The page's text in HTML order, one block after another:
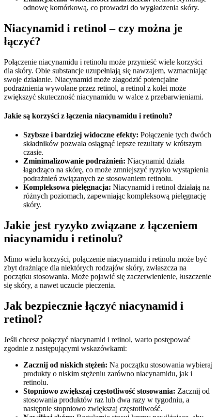
odnowę komórkową, co prowadzi do wygładzenia skóry.
Niacynamid i retinol – czy można je
łączyć?
Połączenie niacynamidu i retinolu może przynieść wiele korzyści
dla skóry. Obie substancje uzupełniają się nawzajem, wzmacniając
swoje działanie. Niacynamid może złagodzić potencjalne
podrażnienia wywołane przez retinol, a retinol z kolei może
zwiększyć skuteczność niacynamidu w walce z przebarwieniami.
Jakie są korzyści z łączenia niacynamidu i retinolu?
Szybsze i bardziej widoczne efekty: Połączenie tych dwóch
składników pozwala osiągnąć lepsze rezultaty w krótszym
czasie.
Zminimalizowanie podrażnień: Niacynamid działa
łagodząco na skórę, co może zmniejszyć ryzyko wystąpienia
podrażnień związanych ze stosowaniem retinolu.
Kompleksowa pielęgnacja: Niacynamid i retinol działają na
różnych poziomach, zapewniając kompleksową pielęgnację
skóry.
Jakie jest ryzyko związane z łączeniem
niacynamidu i retinolu?
Mimo wielu korzyści, połączenie niacynamidu i retinolu może być
zbyt drażniące dla niektórych rodzajów skóry, zwłaszcza na
początku stosowania. Może pojawić się zaczerwienienie, łuszczenie
się skóry, a nawet uczucie pieczenia.
Jak bezpiecznie łączyć niacynamid i
retinol?
Jeśli chcesz połączyć niacynamid i retinol, warto postępować
zgodnie z następującymi wskazówkami:
Zacznij od niskich stężeń: Na początku stosowania wybieraj
produkty o niskim stężeniu zarówno niacynamidu, jak i
retinolu.
Stopniowo zwiększaj częstotliwość stosowania: Zacznij od
stosowania produktów raz lub dwa razy w tygodniu, a
następnie stopniowo zwiększaj częstotliwość.